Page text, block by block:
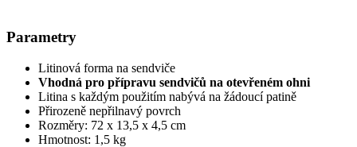
Parametry
Litinová forma na sendviče
Vhodná pro přípravu sendvičů na otevřeném ohni
Litina s každým použitím nabývá na žádoucí patině
Přirozeně nepřilnavý povrch
Rozměry: 72 x 13,5 x 4,5 cm
Hmotnost: 1,5 kg